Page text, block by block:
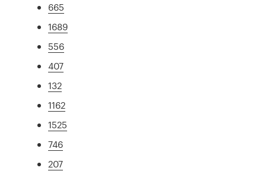
665
1689
556
407
132
1162
1525
746
207